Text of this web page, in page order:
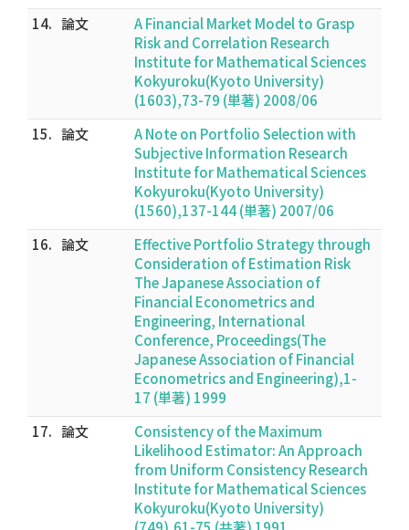
14. 論文
A Financial Market Model to Grasp
Risk and Correlation Research
Institute for Mathematical Sciences
Kokyuroku(Kyoto University)
(1603),73-79 (単著) 2008/06
15. 論文
A Note on Portfolio Selection with
Subjective Information Research
Institute for Mathematical Sciences
Kokyuroku(Kyoto University)
(1560),137-144 (単著) 2007/06
16. 論文
Effective Portfolio Strategy through
Consideration of Estimation Risk
The Japanese Association of
Financial Econometrics and
Engineering, International
Conference, Proceedings(The
Japanese Association of Financial
Econometrics and Engineering),1-
17 (単著) 1999
17. 論文
Consistency of the Maximum
Likelihood Estimator: An Approach
from Uniform Consistency Research
Institute for Mathematical Sciences
Kokyuroku(Kyoto University)